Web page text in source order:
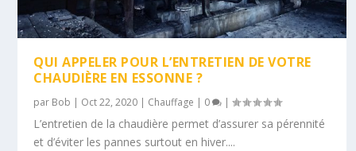
QUI APPELER POUR L’ENTRETIEN DE VOTRE
CHAUDIÈRE EN ESSONNE ?
par Bob | Oct 22, 2020 | Chauffage | 0 |
L’entretien de la chaudière permet d’assurer sa pérennité
et d’éviter les pannes surtout en hiver....